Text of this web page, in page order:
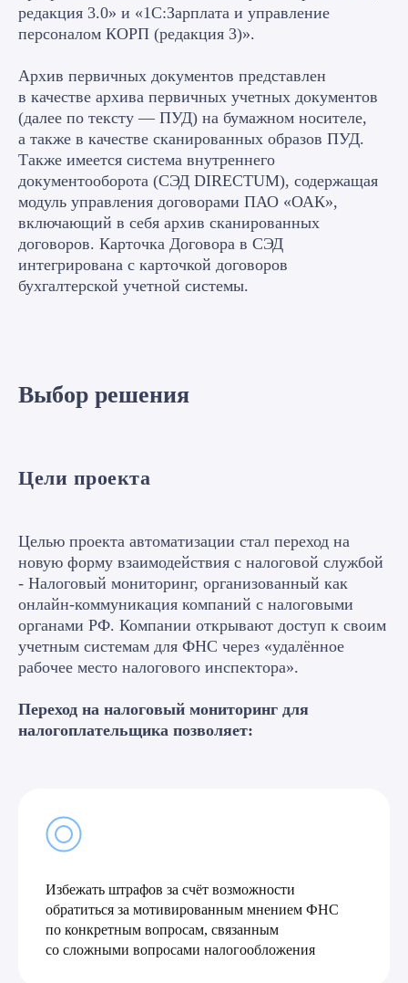
редакция 3.0» и «1С:Зарплата и управление
персоналом КОРП (редакция 3)».
Архив первичных документов представлен
в качестве архива первичных учетных документов
(далее по тексту — ПУД) на бумажном носителе,
а также в качестве сканированных образов ПУД.
Также имеется система внутреннего
документооборота (СЭД DIRECTUM), содержащая
модуль управления договорами ПАО «ОАК»,
включающий в себя архив сканированных
договоров. Карточка Договора в СЭД
интегрирована с карточкой договоров
бухгалтерской учетной системы.
Выбор решения
Цели проекта
Целью проекта автоматизации стал переход на
новую форму взаимодействия с налоговой службой
- Налоговый мониторинг, организованный как
онлайн-коммуникация компаний с налоговыми
органами РФ. Компании открывают доступ к своим
учетным системам для ФНС через «удалённое
рабочее место налогового инспектора».
Переход на налоговый мониторинг для
налогоплательщика позволяет:
Избежать штрафов за счёт возможности
обратиться за мотивированным мнением ФНС
по конкретным вопросам, связанным
со сложными вопросами налогообложения